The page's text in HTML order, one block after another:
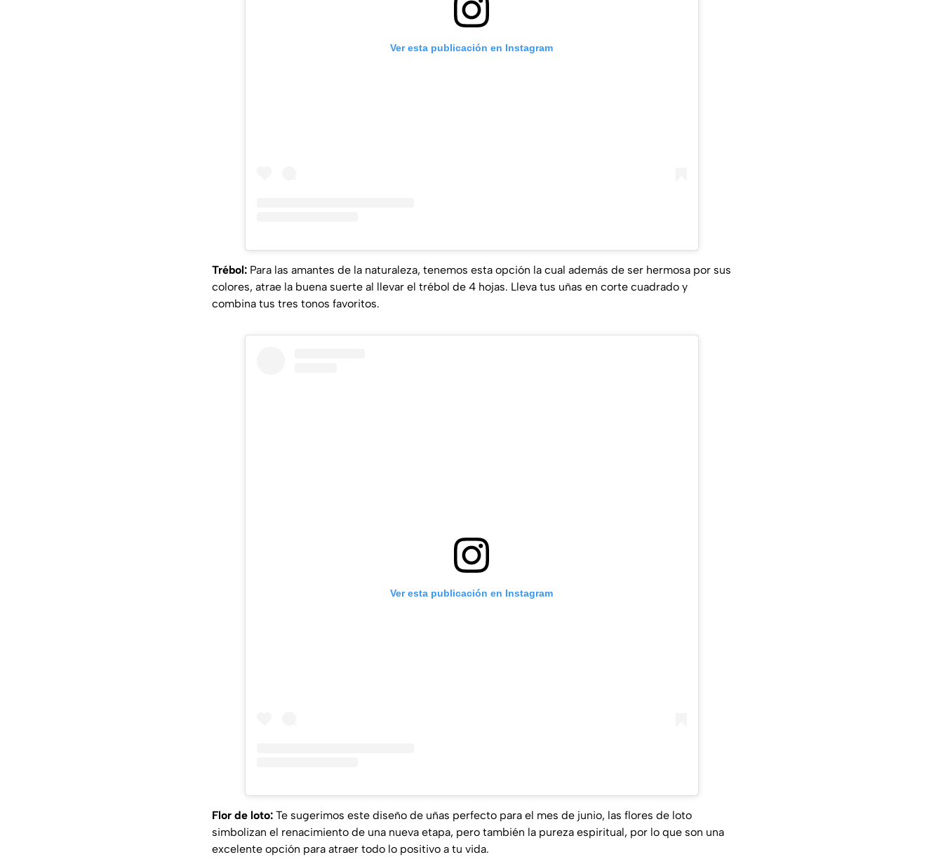
Ver esta publicación en Instagram
Trébol: Para las amantes de la naturaleza, tenemos esta opción la cual además de ser hermosa por sus
colores, atrae la buena suerte al llevar el trébol de 4 hojas. Lleva tus uñas en corte cuadrado y
combina tus tres tonos favoritos.
Ver esta publicación en Instagram
Flor de loto: Te sugerimos este diseño de uñas perfecto para el mes de junio, las flores de loto
simbolizan el renacimiento de una nueva etapa, pero también la pureza espiritual, por lo que son una
excelente opción para atraer todo lo positivo a tu vida.